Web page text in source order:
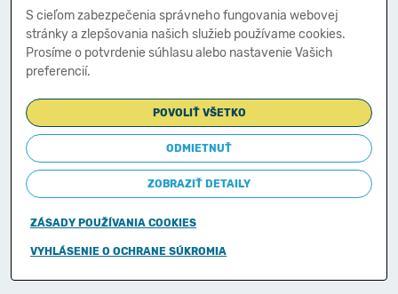
S cieľom zabezpečenia správneho fungovania webovej
stránky a zlepšovania našich služieb používame cookies.
Prosíme o potvrdenie súhlasu alebo nastavenie Vašich
preferencií.
POVOLIŤ VŠETKO
ODMIETNUŤ
ZOBRAZIŤ DETAILY
ZÁSADY POUŽÍVANIA COOKIES
VYHLÁSENIE O OCHRANE SÚKROMIA
Copyright © 2011-2026